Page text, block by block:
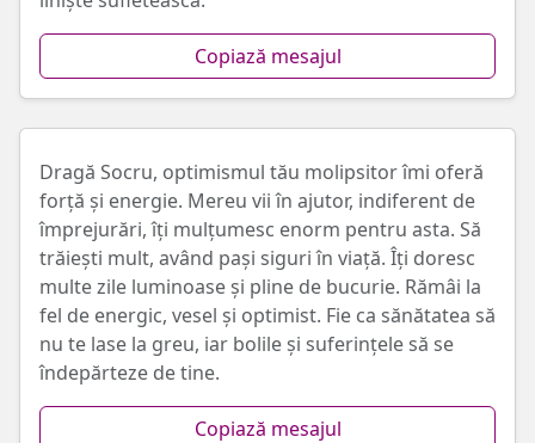
Copiază mesajul
Dragă Socru, optimismul tău molipsitor îmi oferă
forță și energie. Mereu vii în ajutor, indiferent de
împrejurări, îți mulțumesc enorm pentru asta. Să
trăiești mult, având pași siguri în viață. Îți doresc
multe zile luminoase și pline de bucurie. Rămâi la
fel de energic, vesel și optimist. Fie ca sănătatea să
nu te lase la greu, iar bolile și suferințele să se
îndepărteze de tine.
Copiază mesajul